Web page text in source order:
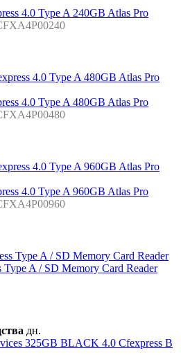
4.0 Type A 240GB Atlas Pro
4.0 Type A 480GB Atlas Pro
4.0 Type A 960GB Atlas Pro
Type A / SD Memory Card Reader
дн.